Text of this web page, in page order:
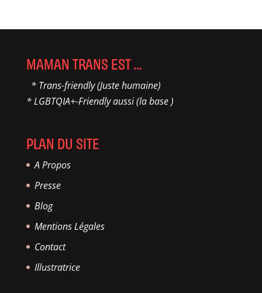
MAMAN TRANS EST …
* Trans-friendly (Juste humaine)
* LGBTQIA+-Friendly aussi (la base )
PLAN DU SITE
A Propos
Presse
Blog
Mentions Légales
Contact
Illustratrice